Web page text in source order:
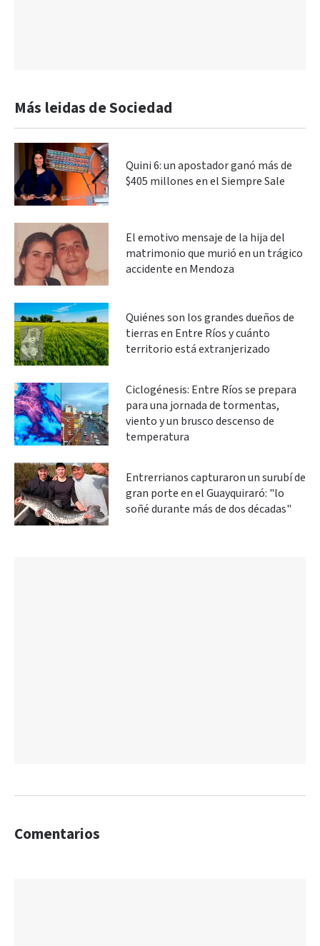
Más leidas de Sociedad
Quini 6: un apostador ganó más de
$405 millones en el Siempre Sale
El emotivo mensaje de la hija del
matrimonio que murió en un trágico
accidente en Mendoza
Quiénes son los grandes dueños de
tierras en Entre Ríos y cuánto
territorio está extranjerizado
Ciclogénesis: Entre Ríos se prepara
para una jornada de tormentas,
viento y un brusco descenso de
temperatura
Entrerrianos capturaron un surubí de
gran porte en el Guayquiraró: "lo
soñé durante más de dos décadas"
Comentarios